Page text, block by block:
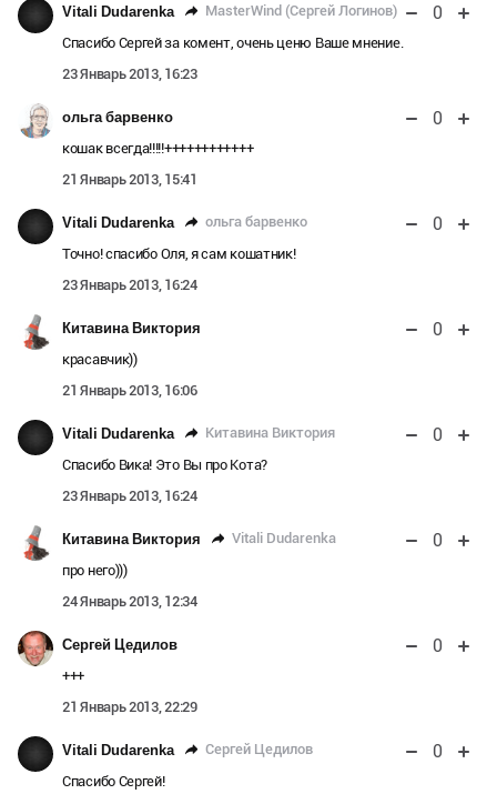
Vitali Dudarenka MasterWind (Сергей Логинов) 0
Спасибо Сергей за комент, очень ценю Ваше мнение.
23 Январь 2013, 16:23
ольга барвенко 0
кошак всегда!!!!!++++++++++++
21 Январь 2013, 15:41
Vitali Dudarenka ольга барвенко 0
Точно! спасибо Оля, я сам кошатник!
23 Январь 2013, 16:24
Китавина Виктория 0
красавчик))
21 Январь 2013, 16:06
Vitali Dudarenka Китавина Виктория 0
Спасибо Вика! Это Вы про Кота?
23 Январь 2013, 16:24
Китавина Виктория Vitali Dudarenka 0
про него)))
24 Январь 2013, 12:34
Сергей Цедилов 0
+++
21 Январь 2013, 22:29
Vitali Dudarenka Сергей Цедилов 0
Спасибо Сергей!